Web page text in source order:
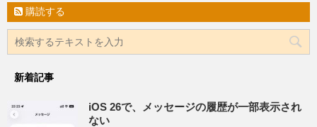
購読する
新着記事
iOS 26で、メッセージの履歴が一部表示され
ない